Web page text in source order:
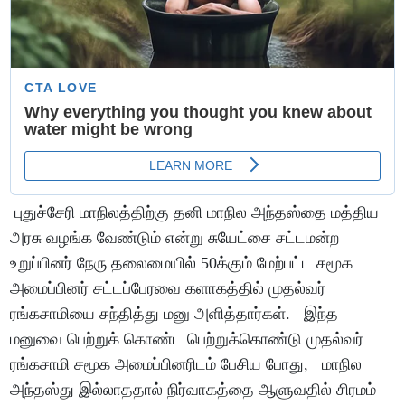
புதுச்சேரி மாநிலத்திற்கு தனி மாநில அந்தஸ்தை மத்திய
அரசு வழங்க வேண்டும் என்று சுயேட்சை சட்டமன்ற
உறுப்பினர் நேரு தலைமையில் 50க்கும் மேற்பட்ட சமூக
அமைப்பினர் சட்டப்பேரவை களாகத்தில் முதல்வர்
ரங்கசாமியை சந்தித்து மனு அளித்தார்கள். இந்த
மனுவை பெற்றுக் கொண்ட பெற்றுக்கொண்டு முதல்வர்
ரங்கசாமி சமூக அமைப்பினரிடம் பேசிய போது, மாநில
அந்தஸ்து இல்லாததால் நிர்வாகத்தை ஆளுவதில் சிரமம்